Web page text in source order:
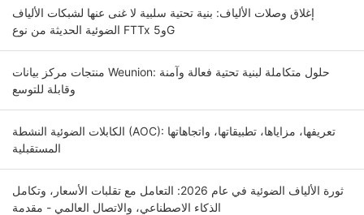
إغلاق وصلات الألياف: بنية تحتية سلبية لا غنى عنها لشبكات الألياف
الضوئية الحديثة من نوع FTTx و5G
منتجات مركز بيانات Weunion: حلول متكاملة لبنية تحتية فعالة وآمنة
وقابلة للتوسع
الكابلات الضوئية النشطة (AOC): تعريفها، مزاياها، تطبيقاتها، واتجاهاتها
المستقبلية
ثورة الألياف الضوئية في عام 2026: التعامل مع تقلبات الأسعار، وتكامل
الذكاء الاصطناعي، والاتصال العالمي - مقدمة